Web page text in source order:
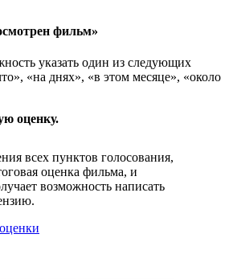
фильм»
указать один из следующих
«на днях», «в этом месяце», «около
оценку.
всех пунктов голосования,
оценка фильма, и
возможность написать